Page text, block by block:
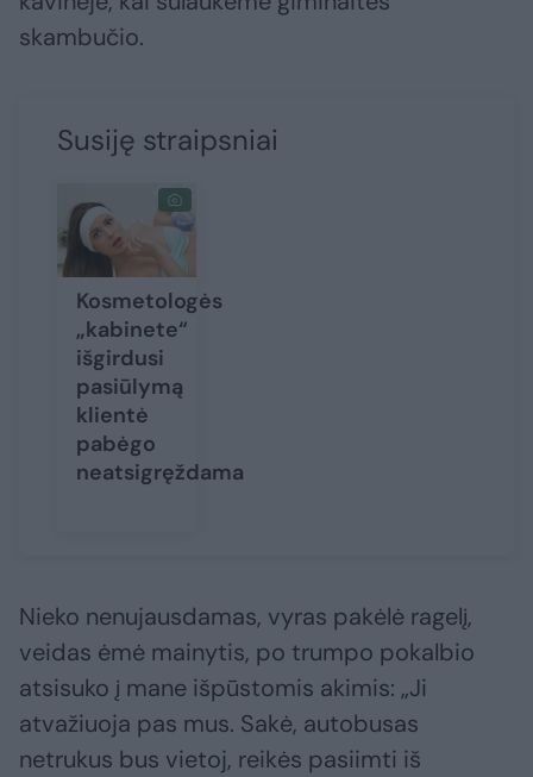
skambučio.
Susiję straipsniai
Kosmetologės
„kabinete“
išgirdusi
pasiūlymą
klientė
pabėgo
neatsigręždama
Nieko nenujausdamas, vyras pakėlė ragelį,
veidas ėmė mainytis, po trumpo pokalbio
atsisuko į mane išpūstomis akimis: „Ji
atvažiuoja pas mus. Sakė, autobusas
netrukus bus vietoj, reikės pasiimti iš